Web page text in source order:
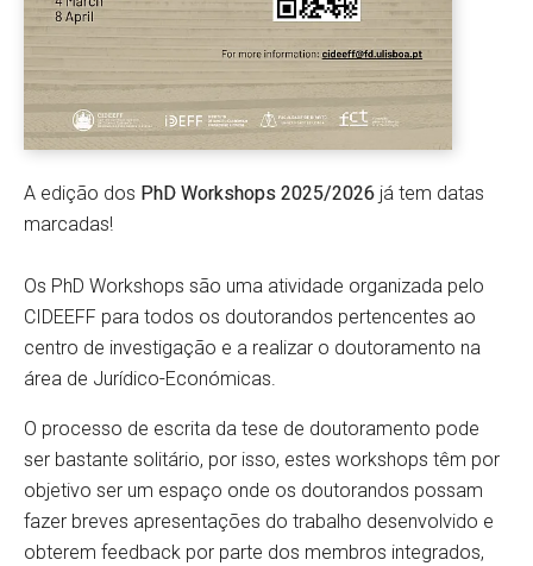
A edição dos PhD Workshops 2025/2026 já tem datas
marcadas!
Os PhD Workshops são uma atividade organizada pelo
CIDEEFF para todos os doutorandos pertencentes ao
centro de investigação e a realizar o doutoramento na
área de Jurídico-Económicas.
O processo de escrita da tese de doutoramento pode
ser bastante solitário, por isso, estes workshops têm por
objetivo ser um espaço onde os doutorandos possam
fazer breves apresentações do trabalho desenvolvido e
obterem feedback por parte dos membros integrados,